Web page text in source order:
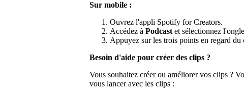
Sur mobile :
Ouvrez l'appli Spotify for Creators.
Accédez à Podcast et sélectionnez
Appuyez sur les trois points en regard
Besoin d'aide pour créer des clips ?
Vous souhaitez créer ou améliorer vos clips ?
vous lancer avec les clips :